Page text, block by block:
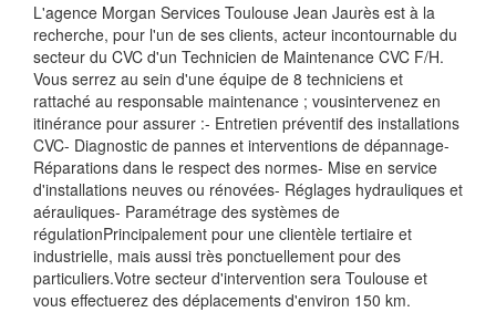
L'agence Morgan Services Toulouse Jean Jaurès est à la
recherche, pour l'un de ses clients, acteur incontournable du
secteur du CVC d'un Technicien de Maintenance CVC F/H.
Vous serrez au sein d'une équipe de 8 techniciens et
rattaché au responsable maintenance ; vousintervenez en
itinérance pour assurer :- Entretien préventif des installations
CVC- Diagnostic de pannes et interventions de dépannage-
Réparations dans le respect des normes- Mise en service
d'installations neuves ou rénovées- Réglages hydrauliques et
aérauliques- Paramétrage des systèmes de
régulationPrincipalement pour une clientèle tertiaire et
industrielle, mais aussi très ponctuellement pour des
particuliers.Votre secteur d'intervention sera Toulouse et
vous effectuerez des déplacements d'environ 150 km.